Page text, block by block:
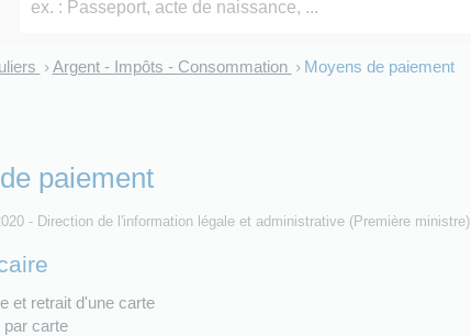
> Argent - Impôts - Consommation > Moyens de paiement
paiement
- Direction de l'information légale et administrative (Première ministre)
et retrait d'une carte
par carte